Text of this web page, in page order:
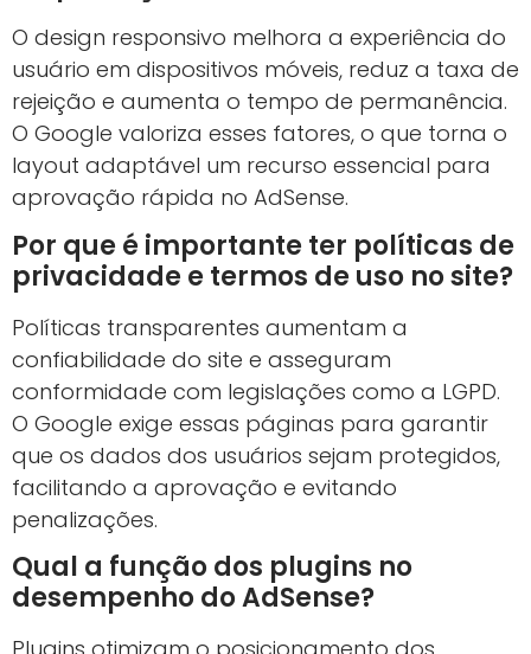
O design responsivo melhora a experiência do
usuário em dispositivos móveis, reduz a taxa de
rejeição e aumenta o tempo de permanência.
O Google valoriza esses fatores, o que torna o
layout adaptável um recurso essencial para
aprovação rápida no AdSense.
Por que é importante ter políticas de
privacidade e termos de uso no site?
Políticas transparentes aumentam a
confiabilidade do site e asseguram
conformidade com legislações como a LGPD.
O Google exige essas páginas para garantir
que os dados dos usuários sejam protegidos,
facilitando a aprovação e evitando
penalizações.
Qual a função dos plugins no
desempenho do AdSense?